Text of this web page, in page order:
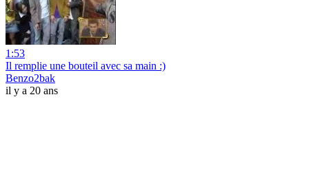
1:53
Il remplie une bouteil avec sa main :)
Benzo2bak
il y a 20 ans